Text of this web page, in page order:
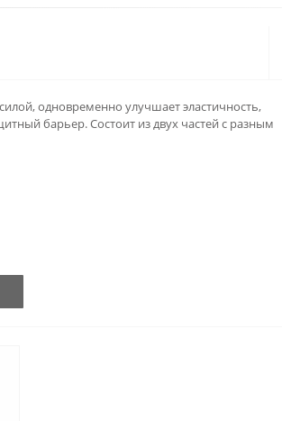
одновременно улучшает эластичность,
барьер. Состоит из двух частей с разным